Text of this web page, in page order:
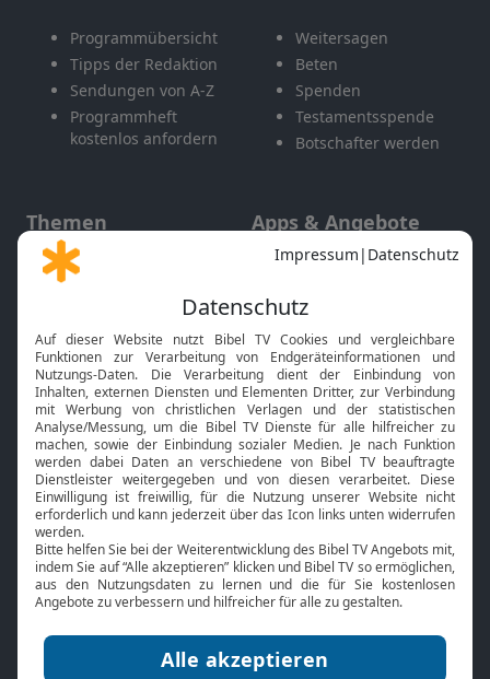
Programmübersicht
Tipps der Redaktion
Sendungen von A-Z
Programmheft
kostenlos anfordern
Weitersagen
Beten
Spenden
Testamentsspende
Botschafter werden
Themen
Gott und Bibel erklärt
Neuigkeiten
Apps & Angebote
Mobile App
Smart TV
HbbTV
Bibelthek Online-Bibel
Nächster Gottesdienst
Bibel TV
Über uns
Jobs
Mediadaten
Service
Kontakt
TV-Empfang